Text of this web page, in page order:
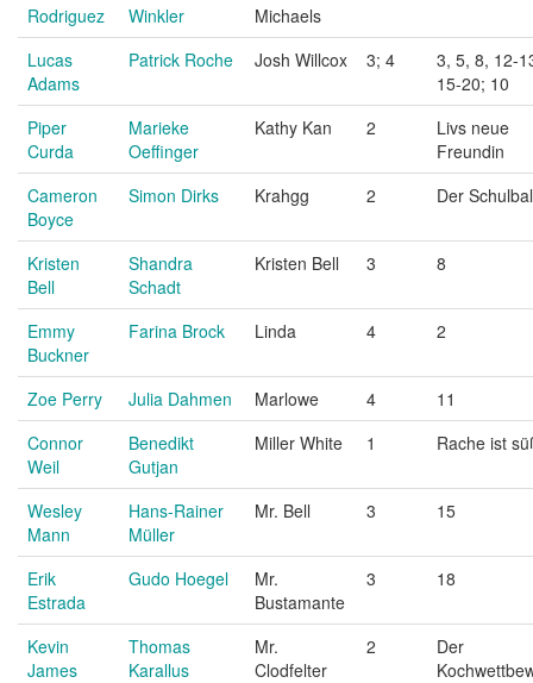
Rodriguez
Winkler
Michaels
Lucas
Adams
Patrick Roche Josh Willcox 3; 4
3, 5, 8, 12-
15-20; 10
Piper
Curda
Marieke
Oeffinger
Kathy Kan 2
Livs neue
Freundin
Cameron
Boyce
Simon Dirks Krahgg 2 Der
Kristen
Bell
Shandra
Schadt
Kristen Bell 3 8
Emmy
Buckner
Farina Brock Linda 4 2
Zoe Perry Julia Dahmen Marlowe 4
11
Connor
Weil
Benedikt
Gutjan
Miller White 1 Rache ist
Wesley
Mann
Hans-Rainer
Müller
Mr. Bell 3 15
Erik
Estrada
Gudo Hoegel
Mr.
Bustamante
3 18
Kevin
James
Thomas
Karallus
Mr.
Clodfelter
2
Der